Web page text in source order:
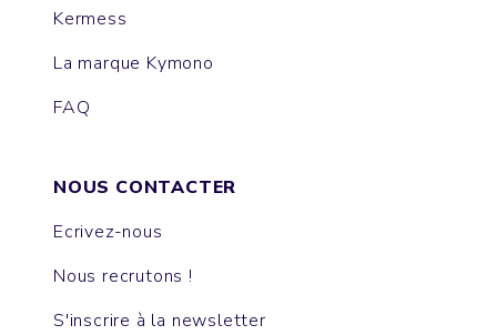
Kermess
La marque Kymono
FAQ
NOUS CONTACTER
Ecrivez-nous
Nous recrutons !
S'inscrire à la newsletter